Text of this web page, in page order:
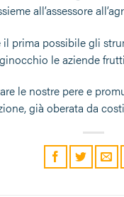
all’assessore
il prima possibile gli
le aziende
le nostre pere e
già oberata da